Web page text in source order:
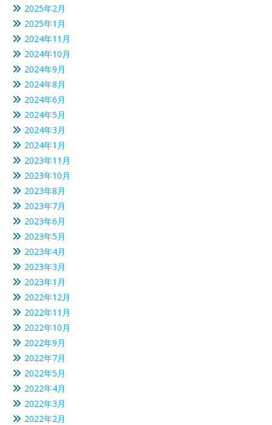
2025年2月
2025年1月
2024年11月
2024年10月
2024年9月
2024年8月
2024年6月
2024年5月
2024年3月
2024年1月
2023年11月
2023年10月
2023年8月
2023年7月
2023年6月
2023年5月
2023年4月
2023年3月
2023年1月
2022年12月
2022年11月
2022年10月
2022年9月
2022年7月
2022年5月
2022年4月
2022年3月
2022年2月